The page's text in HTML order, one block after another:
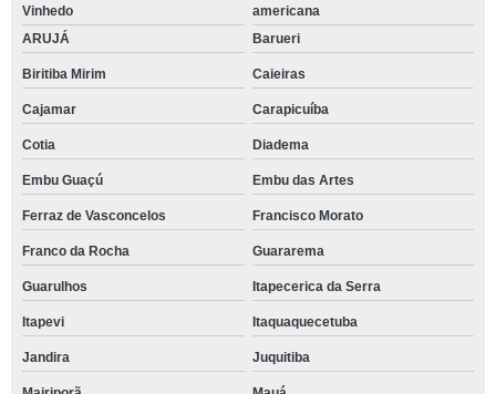
Vinhedo
americana
ARUJÁ
Barueri
Biritiba Mirim Caieiras
Cajamar Carapicuíba
Cotia Diadema
Embu Guaçú Embu das Artes
Ferraz de Vasconcelos Francisco Morato
Franco da Rocha Guararema
Guarulhos Itapecerica da Serra
Itapevi Itaquaquecetuba
Jandira Juquitiba